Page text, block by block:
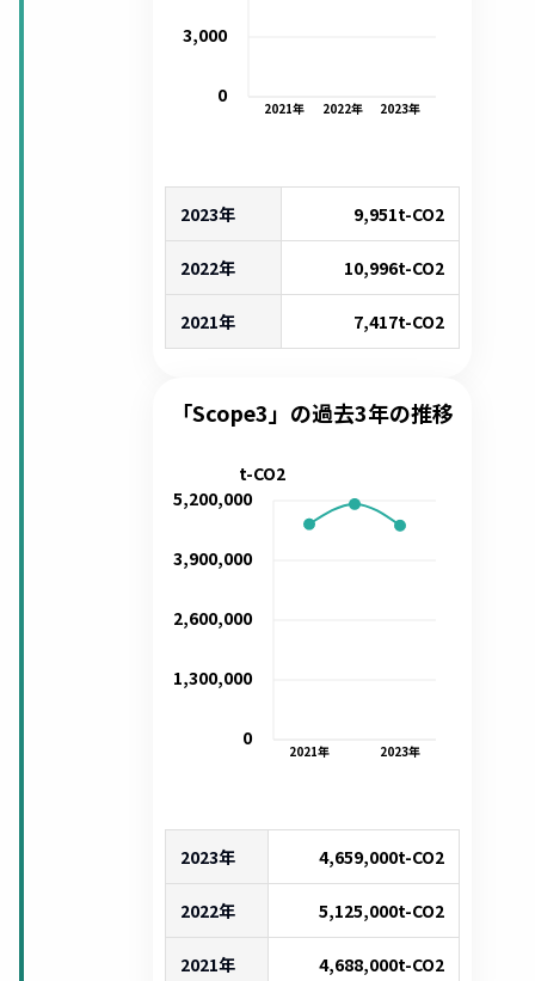
2021年 2022年 2023年
0
3,000
2023年 9,951t-CO2
2022年 10,996t-CO2
2021年 7,417t-CO2
「Scope3」の過去3年の推移
2021年 2023年
0
1,300,000
2,600,000
3,900,000
5,200,000
t-CO2
2023年 4,659,000t-CO2
2022年 5,125,000t-CO2
2021年 4,688,000t-CO2